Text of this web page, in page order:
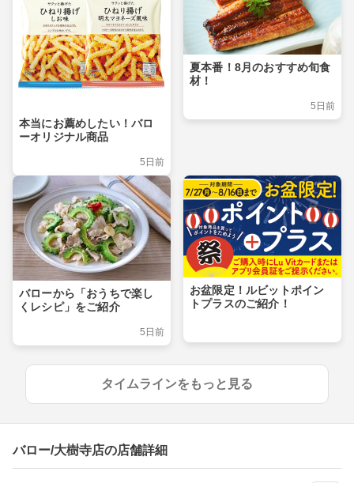
本当にお薦めしたい！バロ
ーオリジナル商品
5日前
夏本番！8月のおすすめ旬食
材！
5日前
バローから「おうちで楽し
くレシピ」をご紹介
5日前
お盆限定！ルビットポイン
トプラスのご紹介！
タイムラインをもっと見る
バロー/大樹寺店の店舗詳細